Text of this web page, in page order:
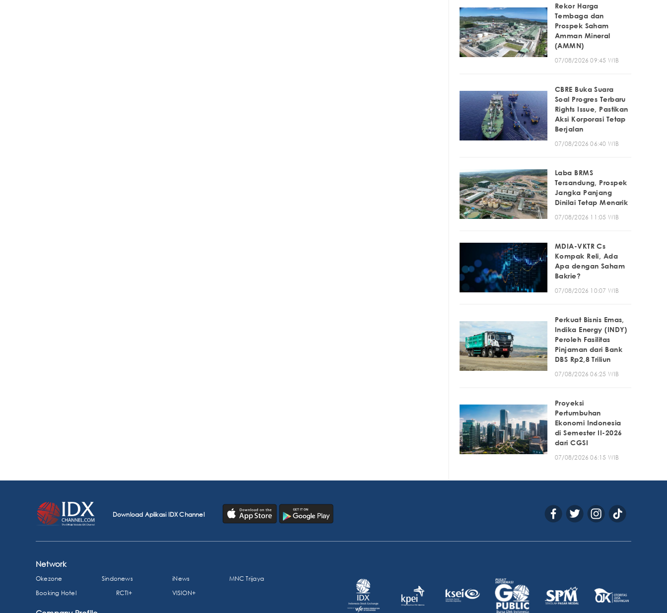
Rekor Harga
Tembaga dan
Prospek Saham
Amman Mineral
(AMMN)
07/08/2026 09:45 WIB
CBRE Buka Suara
Soal Progres Terbaru
Rights Issue, Pastikan
Aksi Korporasi Tetap
Berjalan
07/08/2026 06:40 WIB
Laba BRMS
Tersandung, Prospek
Jangka Panjang
Dinilai Tetap Menarik
07/08/2026 11:05 WIB
MDIA-VKTR Cs
Kompak Reli, Ada
Apa dengan Saham
Bakrie?
07/08/2026 10:07 WIB
Perkuat Bisnis Emas,
Indika Energy (INDY)
Peroleh Fasilitas
Pinjaman dari Bank
DBS Rp2,8 Triliun
07/08/2026 06:25 WIB
Proyeksi
Pertumbuhan
Ekonomi Indonesia
di Semester II-2026
dari CGSI
07/08/2026 06:15 WIB
Download Aplikasi IDX Channel
Network
Okezone Sindonews iNews
MNC Trijaya
Booking Hotel
RCTI+ VISION+